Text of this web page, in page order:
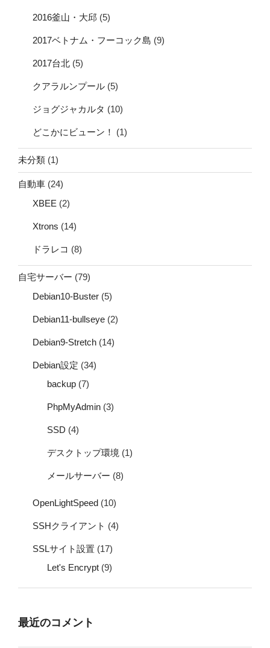
2016釜山・大邱 (5)
2017ベトナム・フーコック島 (9)
2017台北 (5)
クアラルンプール (5)
ジョグジャカルタ (10)
どこかにビューン！ (1)
未分類 (1)
自動車 (24)
XBEE (2)
Xtrons (14)
ドラレコ (8)
自宅サーバー (79)
Debian10-Buster (5)
Debian11-bullseye (2)
Debian9-Stretch (14)
Debian設定 (34)
backup (7)
PhpMyAdmin (3)
SSD (4)
デスクトップ環境 (1)
メールサーバー (8)
OpenLightSpeed (10)
SSHクライアント (4)
SSLサイト設置 (17)
Let's Encrypt (9)
最近のコメント